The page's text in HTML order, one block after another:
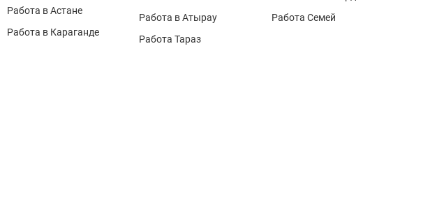
Работа в Астане
Работа в Караганде
Работа в Атырау
Работа Тараз
Работа Семей